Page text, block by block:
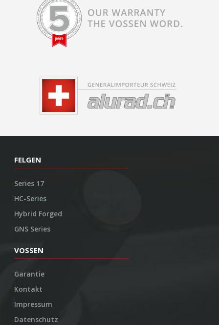
FELGEN
Series 17
HC-Series
Hybrid Forged
GNS Series
VOSSEN
Garantie
Kontakt
Impressum
Datenschutz